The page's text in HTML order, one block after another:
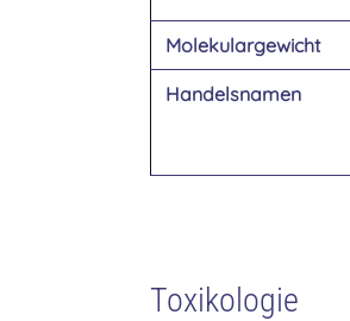
Molekulargewicht
Handelsnamen
Toxikologie